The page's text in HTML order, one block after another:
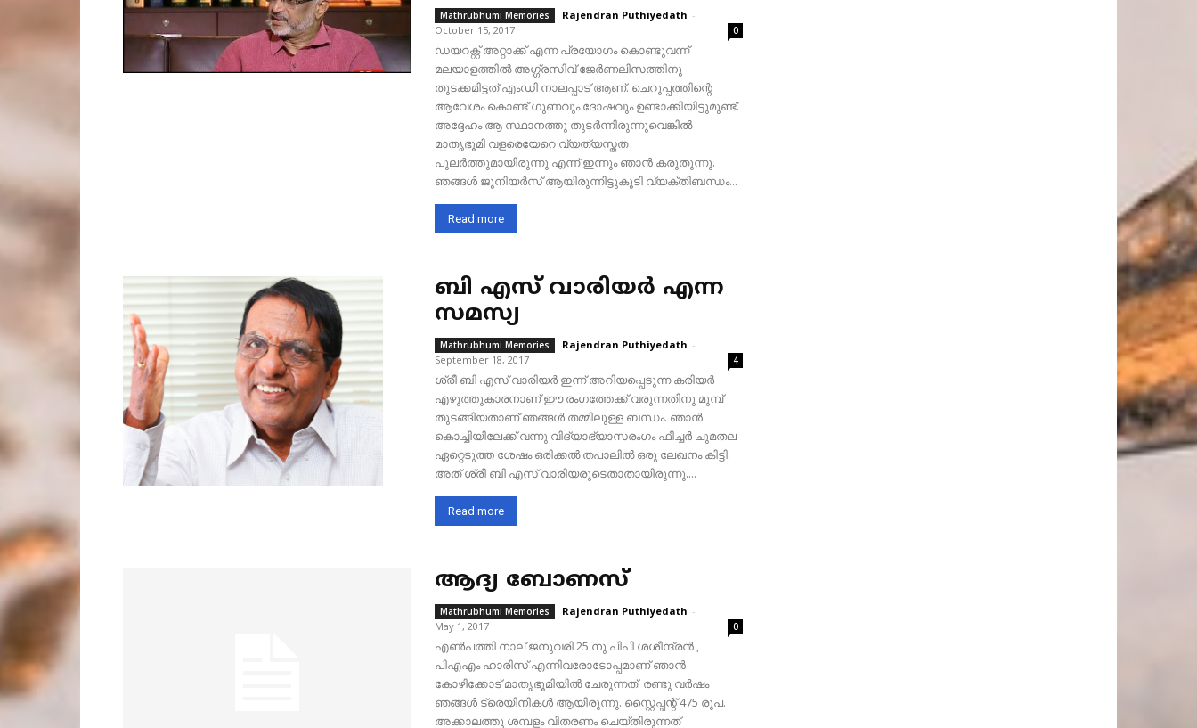
Mathrubhumi Memories Rajendran Puthiyedath -
October 15, 2017
0
ഡയറക്റ്റ് അറ്റാക്ക് എന്ന പ്രയോഗം കൊണ്ടുവന്ന്
മലയാളത്തിൽ അഗ്ഗ്രസിവ് ജേർണലിസത്തിനു
തുടക്കമിട്ടത് എംഡി നാലപ്പാട് ആണ്. ചെറുപ്പത്തിന്റെ
ആവേശം കൊണ്ട് ഗുണവും ദോഷവും ഉണ്ടാക്കിയിട്ടുമുണ്ട്.
അദ്ദേഹം ആ സ്ഥാനത്തു തുടർന്നിരുന്നുവെങ്കിൽ
മാതൃഭൂമി വളരെയേറെ വ്യത്യസ്തത
പുലർത്തുമായിരുന്നു എന്ന് ഇന്നും ഞാൻ കരുതുന്നു.
ഞങ്ങൾ ജൂനിയർസ് ആയിരുന്നിട്ടുകൂടി വ്യക്തിബന്ധം...
Read more
ബി എസ് വാരിയർ എന്ന
സമസ്യ
Mathrubhumi Memories Rajendran Puthiyedath -
September 18, 2017
4
ശ്രീ ബി എസ് വാരിയർ ഇന്ന് അറിയപ്പെടുന്ന കരിയർ
എഴുത്തുകാരനാണ് ഈ രംഗത്തേക്ക് വരുന്നതിനു മുമ്പ്
തുടങ്ങിയതാണ് ഞങ്ങൾ തമ്മിലുള്ള ബന്ധം. ഞാൻ
കൊച്ചിയിലേക്ക് വന്നു വിദ്യാഭ്യാസരംഗം ഫീച്ചർ ചുമതല
ഏറ്റെടുത്ത ശേഷം ഒരിക്കൽ തപാലിൽ ഒരു ലേഖനം കിട്ടി.
അത് ശ്രീ ബി എസ് വാരിയരുടെതാതായിരുന്നു....
Read more
ആദ്യ ബോണസ്
Mathrubhumi Memories Rajendran Puthiyedath -
May 1, 2017
0
എൺപത്തി നാല് ജനുവരി 25 നു പിപി ശശീന്ദ്രൻ ,
പിഎഎം ഹാരിസ് എന്നിവരോടോപ്പമാണ് ഞാൻ
കോഴിക്കോട് മാതൃഭൂമിയിൽ ചേരുന്നത്. രണ്ടു വർഷം
ഞങ്ങൾ ട്രെയിനികൾ ആയിരുന്നു. സ്റ്റൈപ്പന്റ് 475 രൂപ.
അക്കാലത്തു ശമ്പളം വിതരണം ചെയ്തിരുന്നത്